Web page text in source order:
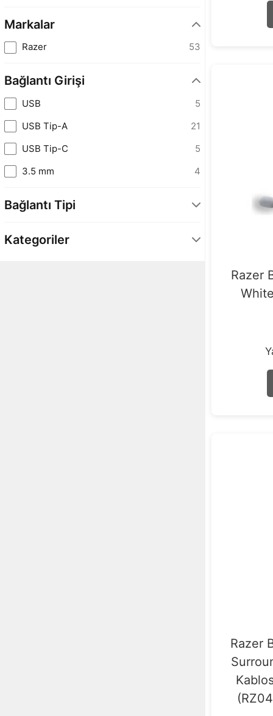
Razer
Razer
Markalar
Razer 53
Bağlantı Girişi
USB
5
USB Tip-A
21
USB Tip-C
5
3.5 mm
4
Bağlantı Tipi
Kablosuz
Kategoriler